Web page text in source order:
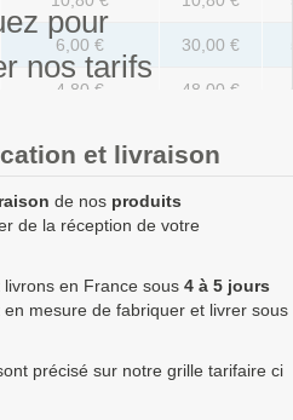
pour
nos tarifs
6,00 € 30,00 €
4,80 € 48,00 €
1,44 € 144,00 €
0,96 € 480,00 €
et livraison
de nos produits
de la réception de votre
en France sous 4 à 5 jours
mesure de fabriquer et livrer sous
précisé sur notre grille tarifaire ci